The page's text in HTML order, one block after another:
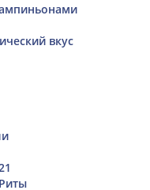
вкус